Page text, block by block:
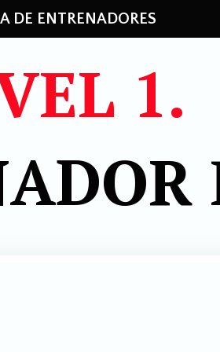
DE ENTRENADORES
1.